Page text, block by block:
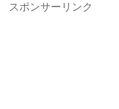
スポンサーリンク